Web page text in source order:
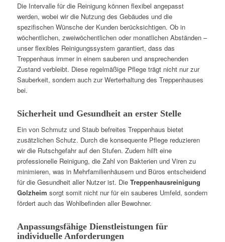
Die Intervalle für die Reinigung können flexibel angepasst
werden, wobei wir die Nutzung des Gebäudes und die
spezifischen Wünsche der Kunden berücksichtigen. Ob in
wöchentlichen, zweiwöchentlichen oder monatlichen Abständen –
unser flexibles Reinigungssystem garantiert, dass das
Treppenhaus immer in einem sauberen und ansprechenden
Zustand verbleibt. Diese regelmäßige Pflege trägt nicht nur zur
Sauberkeit, sondern auch zur Werterhaltung des Treppenhauses
bei.
Sicherheit und Gesundheit an erster Stelle
Ein von Schmutz und Staub befreites Treppenhaus bietet
zusätzlichen Schutz. Durch die konsequente Pflege reduzieren
wir die Rutschgefahr auf den Stufen. Zudem hilft eine
professionelle Reinigung, die Zahl von Bakterien und Viren zu
minimieren, was in Mehrfamilienhäusern und Büros entscheidend
für die Gesundheit aller Nutzer ist. Die Treppenhausreinigung
Golzheim sorgt somit nicht nur für ein sauberes Umfeld, sondern
fördert auch das Wohlbefinden aller Bewohner.
Anpassungsfähige Dienstleistungen für
individuelle Anforderungen